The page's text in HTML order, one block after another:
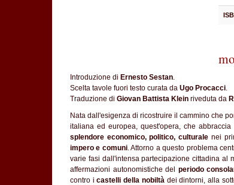
Introduzione di Ernesto Sestan.
Scelta tavole fuori testo curata da Ugo Procacci.
Traduzione di Giovan Battista Klein riveduta da
Nata dall'esigenza di ricostruire il cammino che
italiana ed europea, quest'opera, che
splendore economico, politico, culturale nei
impero e comuni. Attorno a questo problema
varie fasi dall'intensa partecipazione cittadina al
affermazioni autonomistiche del periodo
contro icastelli della nobiltàdei dintorni, alla